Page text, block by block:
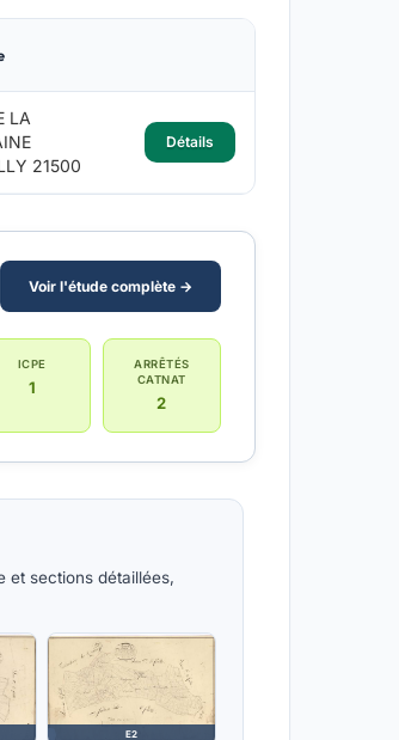
LA
21500
Détails
Voir l'étude complète →
ICPE
1
ARRÊTÉS
CATNAT
2
et sections détaillées,
E2